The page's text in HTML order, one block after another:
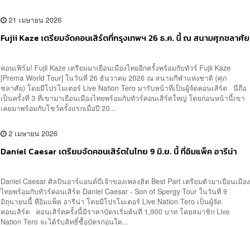
21 เมษายน 2026
Fujii Kaze เตรียมจัดคอนเสิร์ตที่กรุงเทพฯ 26 ธ.ค. นี้ ณ สนามศุภชลาศัย
คอนเฟิร์ม! Fujii Kaze เตรียมมาเยือนเมืองไทยอีกครั้งพร้อมกับทัวร์ Fujii Kaze
[Prema World Tour] ในวันที่ 26 ธันวาคม 2026 ณ สนามกีฬาแห่งชาติ (ศุภ
ชลาศัย) โดยมีโปรโมเตอร์ Live Nation Tero มารับหน้าที่เป็นผู้จัดคอนเสิร์ต นี่ถือ
เป็นครั้งที่ 3 ที่เขามาเยือนเมืองไทยพร้อมกับทัวร์คอนเสิร์ตใหญ่ โดยก่อนหน้านี้เขา
เคยมาพร้อมกับโชว์ครั้งแรกเมื่อปี 20...
2 เมษายน 2026
Daniel Caesar เตรียมจัดคอนเสิร์ตในไทย 9 มิ.ย. นี้ ที่อิมแพ็ค อารีน่า
Daniel Caesar ศิลปินอาร์แอนด์บีเจ้าของเพลงฮิต Best Part เตรียมตัวมาเยือนเมือง
ไทยพร้อมกับทัวร์คอนเสิร์ต Daniel Caesar - Son of Spergy Tour ในวันที่ 9
มิถุนายนนี้ ที่อิมแพ็ค อารีน่า โดยมีโปรโมเตอร์ Live Nation Tero เป็นผู้จัด
คอนเสิร์ต คอนเสิร์ตครั้งนี้มีราคาบัตรเริ่มต้นที่ 1,900 บาท โดยสมาชิก Live
Nation Tero จะได้รับสิทธิ์ซื้อบัตรก่อนใค...